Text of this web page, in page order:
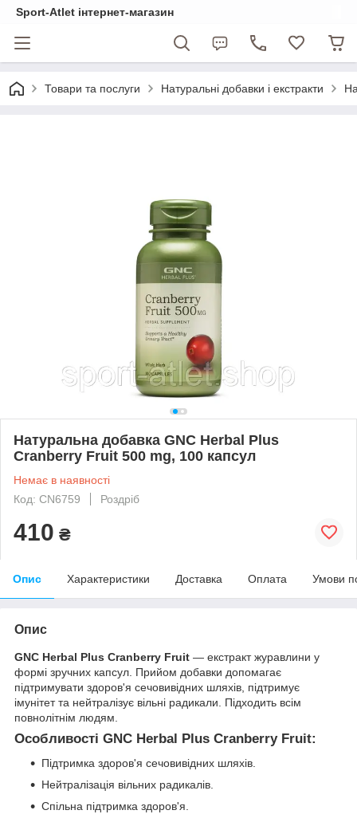
Sport-Atlet інтернет-магазин
Товари та послуги Натуральні добавки і екстракти
Натуральна добавка GNC Herbal Plus
Cranberry Fruit 500 mg, 100 капсул
Немає в наявності
Код: CN6759
Роздріб
410 ₴
Опис Характеристики Доставка Оплата Умови
Опис
GNC Herbal Plus Cranberry Fruit — екстракт журавлини у
формі зручних капсул. Прийом добавки допомагає
підтримувати здоров'я сечовивідних шляхів, підтримує
імунітет та нейтралізує вільні радикали. Підходить всім
повнолітнім людям.
Особливості GNC Herbal Plus Cranberry Fruit:
Підтримка здоров'я сечовивідних шляхів.
Нейтралізація вільних радикалів.
Спільна підтримка здоров'я.